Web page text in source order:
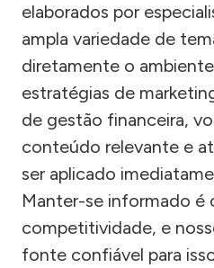
elaborados por
ampla variedade de
diretamente o
estratégias de
de gestão financeira,
conteúdo relevante e
ser aplicado
Manter-se informado é
competitividade, e
fonte confiável para